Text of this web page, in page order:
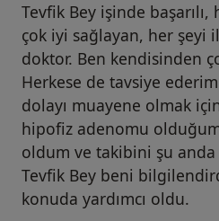
Tevfik Bey işinde başarılı,
çok iyi sağlayan, her şeyi
doktor. Ben kendisinden
Herkese de tavsiye
dolayı muayene olmak
hipofiz adenomu
oldum ve takibini şu anda
Tevfik Bey beni
konuda yardımcı oldu.